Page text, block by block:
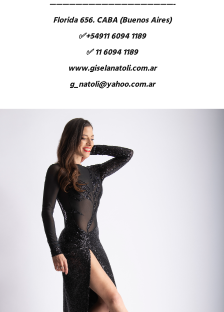
———————————————————-
Florida 656. CABA (Buenos Aires)
✅+54911 6094 1189
✅ 11 6094 1189
www.giselanatoli.com.ar
g_natoli@yahoo.com.ar